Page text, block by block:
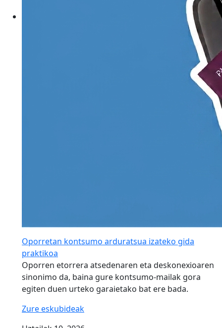
Oporretan kontsumo arduratsua izateko gida
praktikoa
Oporren etorrera atsedenaren eta deskonexioaren
sinonimo da, baina gure kontsumo-mailak gora
egiten duen urteko garaietako bat ere bada.
Zure eskubideak